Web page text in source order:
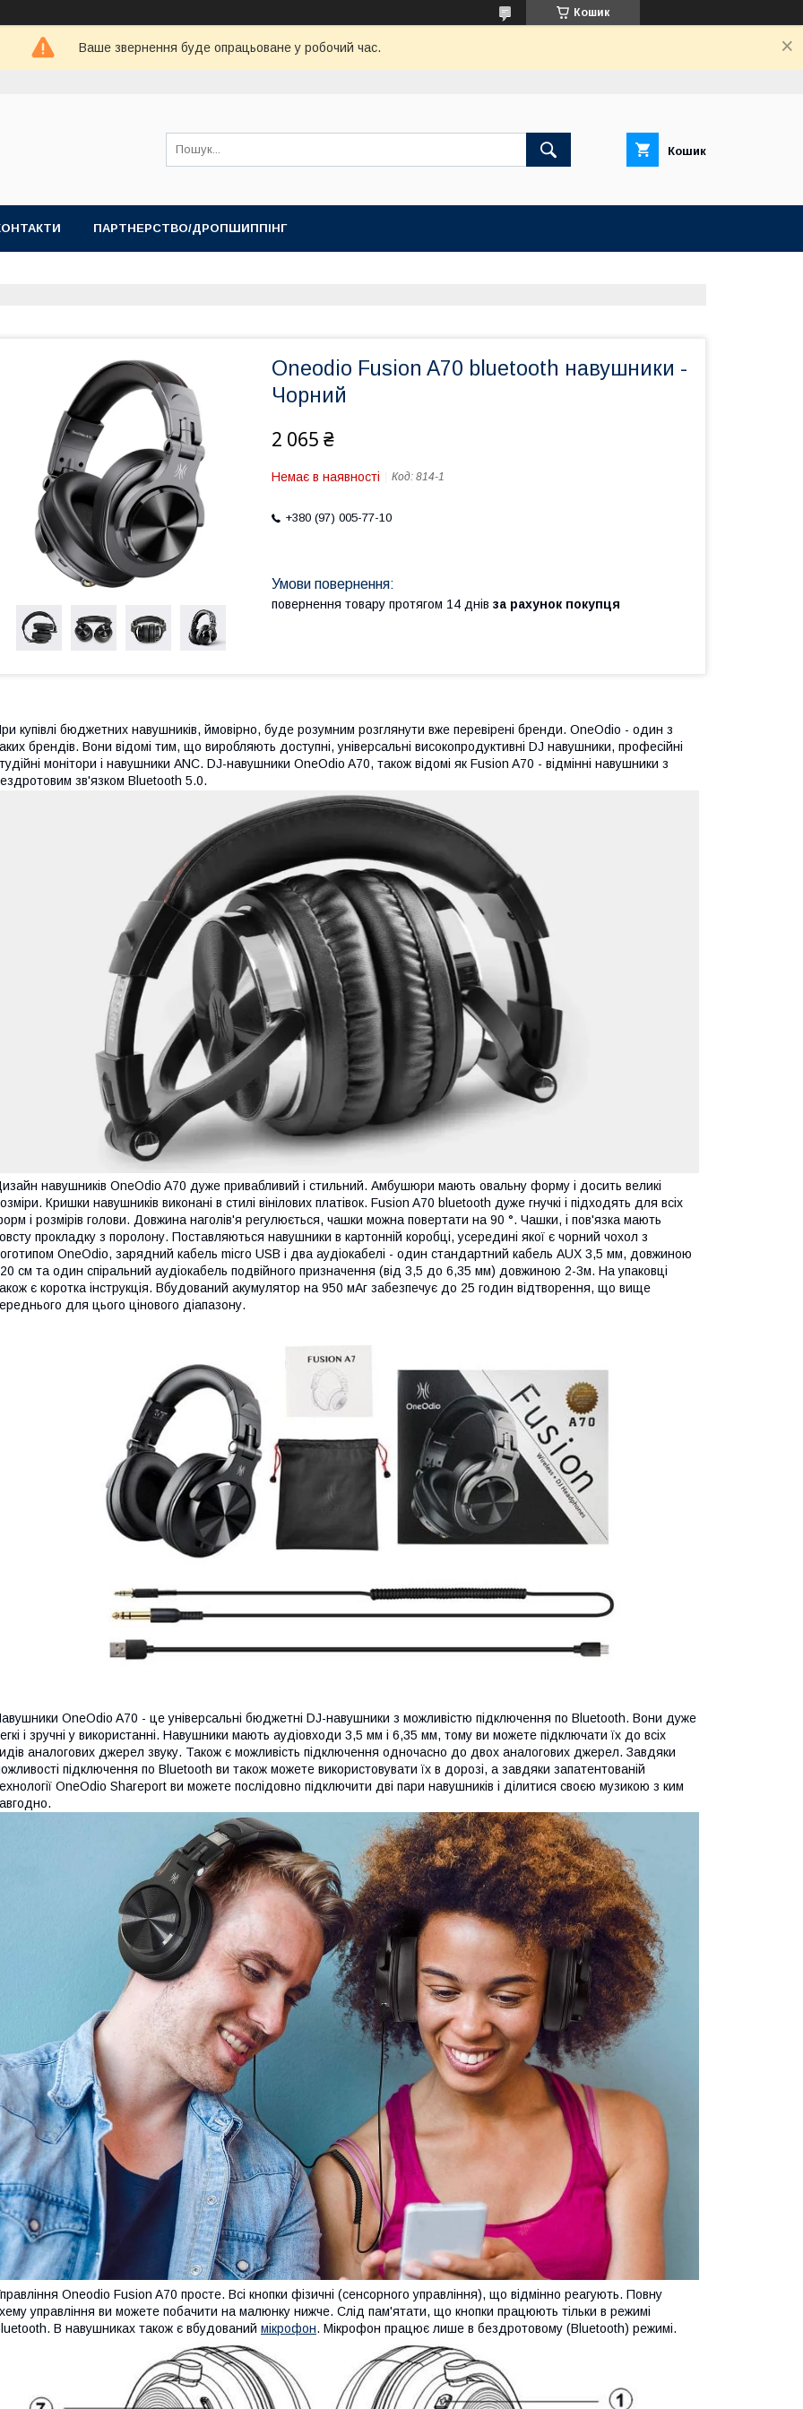
Кошик
Ваше звернення буде опрацьоване у робочий час.
Кошик
ПАРТНЕРСТВО/ДРОПШИППІНГ
Oneodio Fusion A70 bluetooth навушники -
Чорний
2 065 ₴
Немає в наявності Код: 814-1
+380 (97) 005-77-10
повернення товару протягом 14 днів за рахунок покупця
купівлі бюджетних навушників, ймовірно, буде розумним розглянути вже перевірені бренди. OneOdio - один з
брендів. Вони відомі тим, що виробляють доступні, універсальні високопродуктивні DJ навушники, професійні
монітори і навушники ANC. DJ-навушники OneOdio A70, також відомі як Fusion A70 - відмінні навушники з
зв'язком Bluetooth 5.0.
навушників OneOdio A70 дуже привабливий і стильний. Амбушюри мають овальну форму і досить великі
Кришки навушників виконані в стилі вінілових платівок. Fusion A70 bluetooth дуже гнучкі і підходять для всіх
і розмірів голови. Довжина наголів'я регулюється, чашки можна повертати на 90 °. Чашки, і пов'язка мають
прокладку з поролону. Поставляються навушники в картонній коробці, усередині якої є чорний чохол з
OneOdio, зарядний кабель micro USB і два аудіокабелі - один стандартний кабель AUX 3,5 мм, довжиною
см та один спіральний аудіокабель подвійного призначення (від 3,5 до 6,35 мм) довжиною 2-3м. На упаковці
є коротка інструкція. Вбудований акумулятор на 950 мАг забезпечує до 25 годин відтворення, що вище
для цього цінового діапазону.
OneOdio A70 - це універсальні бюджетні DJ-навушники з можливістю підключення по Bluetooth. Вони дуже
і зручні у використанні. Навушники мають аудіовходи 3,5 мм і 6,35 мм, тому ви можете підключати їх до всіх
аналогових джерел звуку. Також є можливість підключення одночасно до двох аналогових джерел. Завдяки
підключення по Bluetooth ви також можете використовувати їх в дорозі, а завдяки запатентованій
OneOdio Shareport ви можете послідовно підключити дві пари навушників і ділитися своєю музикою з ким
Oneodio Fusion A70 просте. Всі кнопки фізичні (сенсорного управління), що відмінно реагують. Повну
управління ви можете побачити на малюнку нижче. Слід пам'ятати, що кнопки працюють тільки в режимі
В навушниках також є вбудований мікрофон. Мікрофон працює лише в бездротовому (Bluetooth) режимі.